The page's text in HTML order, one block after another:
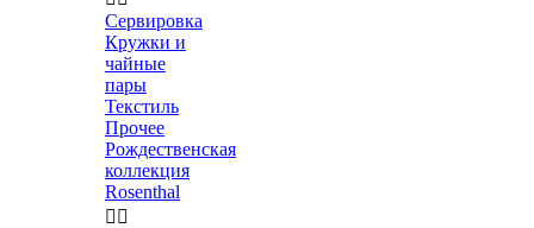
Сервировка
Кружки и
чайные
пары
Текстиль
Прочее
Рождественская
коллекция
Rosenthal
 